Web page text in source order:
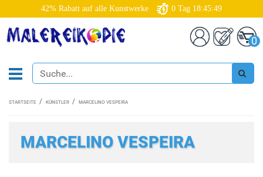
42% Rabatt auf alle Kunstwerke 0 Tag 18:45:49
0
STARTSEITE KÜNSTLER MARCELINO VESPEIRA
MARCELINO VESPEIRA